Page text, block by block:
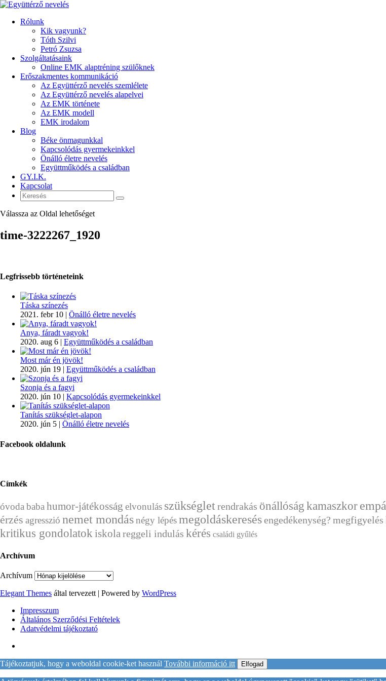
Rólunk
Kik vagyunk?
Tóth Szilvi
Petró Zsuzsa
Szolgáltatásaink
Online EMK alaptréning szülőknek
Erőszakmentes kommunikáció
Az Együttérző nevelés szemlélete
Az Együttérző nevelés alapelvei
Az EMK története
Az EMK modell
EMK irodalom
Blog
Béke önmagunkkal
Kapcsolódás gyermekeinkkel
Önálló életre nevelés
Együttműködés a családban
GY.I.K.
Kapcsolat
Válassza az Oldal lehetőséget
time-3222267_1920
Legfrissebb történeteink
Táska színezés
2021. febr 10 | Önálló életre nevelés
Anya, fáradt vagyok!
2020. aug 6 | Együttműködés a családban
Most már én jövök!
2020. jún 19 | Együttműködés a családban
Szonja és a fagyi
2020. jún 10 | Kapcsolódás gyermekeinkkel
Tanítás szükséglet-alapon
2020. jún 5 | Önálló életre nevelés
Facebook oldalunk
Címkék
óvodababahumor-játékosság elvonulás szükségletrendrakás önállóság kamaszkor
érzés agresszió nemet mondásnégy lépésmegoldáskeresésengedékenység? megfigyelés
kritikus gondolatokiskolareggeli indulás kérés családi gyűlés
Archívum
Archívum
Elegant Themes által tervezett | Powered by WordPress
Impresszum
Általános Szerződési Feltételek
Adatvédelmi tájékoztató
Tájékoztatjuk, hogy a weboldal cookie-ket használ További információ itt Elfogad